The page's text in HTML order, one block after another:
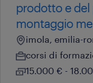
prodotto e del
montaggio me
imola, emilia-
corsi di
15.000 € -